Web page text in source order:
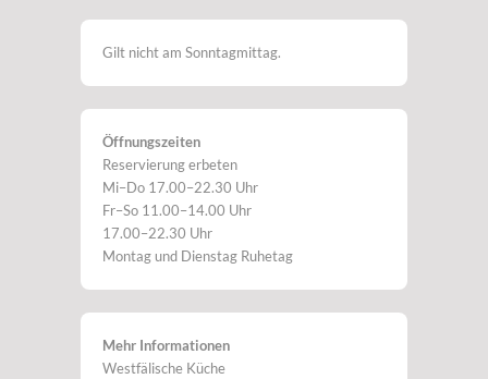
Gilt nicht am Sonntagmittag.
Öffnungszeiten
Reservierung erbeten
Mi–Do 17.00–22.30 Uhr
Fr–So 11.00–14.00 Uhr
17.00–22.30 Uhr
Montag und Dienstag Ruhetag
Mehr Informationen
Westfälische Küche